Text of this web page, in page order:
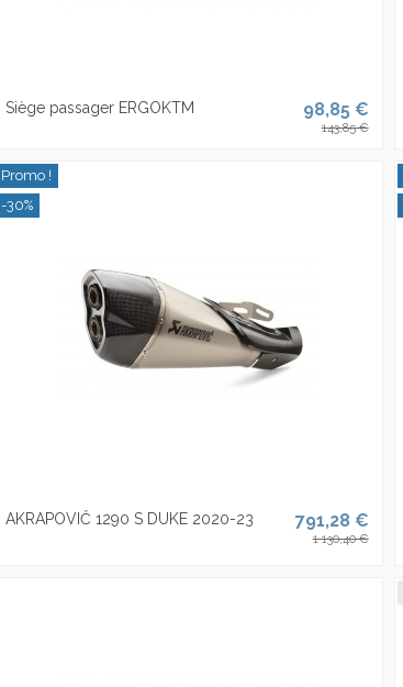
Siège passager ERGOKTM 98,85 €
143,85 €
Promo !
-30%
AKRAPOVIČ 1290 S DUKE 2020-23 791,28 €
1 130,40 €